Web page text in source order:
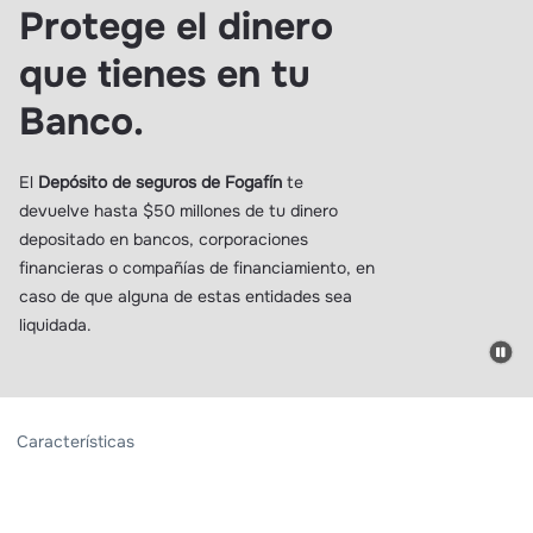
Protege el dinero
que tienes en tu
Banco.
El Depósito de seguros de Fogafín te
devuelve hasta $50 millones de tu dinero
depositado en bancos, corporaciones
financieras o compañías de financiamiento, en
caso de que alguna de estas entidades sea
liquidada.
Características